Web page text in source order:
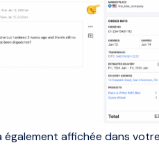
également affichée dans